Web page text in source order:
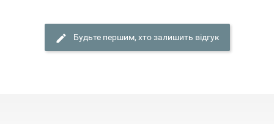
Будьте першим, хто залишить відгук